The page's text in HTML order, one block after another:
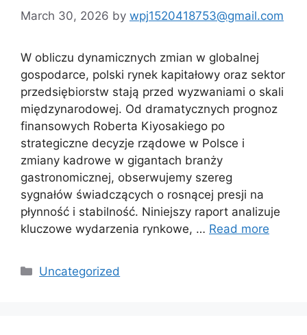
March 30, 2026 by wpj1520418753@gmail.com
W obliczu dynamicznych zmian w globalnej
gospodarce, polski rynek kapitałowy oraz sektor
przedsiębiorstw stają przed wyzwaniami o skali
międzynarodowej. Od dramatycznych prognoz
finansowych Roberta Kiyosakiego po
strategiczne decyzje rządowe w Polsce i
zmiany kadrowe w gigantach branży
gastronomicznej, obserwujemy szereg
sygnałów świadczących o rosnącej presji na
płynność i stabilność. Niniejszy raport analizuje
kluczowe wydarzenia rynkowe, … Read more
Categories
Uncategorized